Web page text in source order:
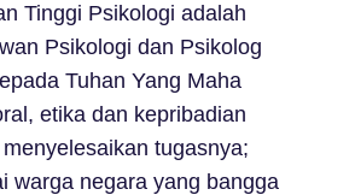
Tinggi Psikologi adalah
Psikologi dan Psikolog
Tuhan Yang Maha
etika dan kepribadian
tugasnya;
warga negara yang bangga